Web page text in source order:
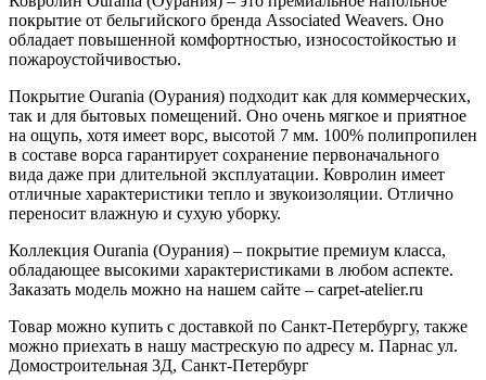
покрытие от бельгийского бренда Associated Weavers. Оно
обладает повышенной комфортностью, износостойкостью и
пожароустойчивостью.
Покрытие Ourania (Оурания) подходит как для коммерческих,
так и для бытовых помещений. Оно очень мягкое и приятное
на ощупь, хотя имеет ворс, высотой 7 мм. 100% полипропилен
в составе ворса гарантирует сохранение первоначального
вида даже при длительной эксплуатации. Ковролин имеет
отличные характеристики тепло и звукоизоляции. Отлично
переносит влажную и сухую уборку.
Коллекция Ourania (Оурания) – покрытие премиум класса,
обладающее высокими характеристиками в любом аспекте.
Заказать модель можно на нашем сайте – carpet-atelier.ru
Товар можно купить с доставкой по Санкт-Петербургу, также
можно приехать в нашу мастрескую по адресу м. Парнас ул.
Домостроительная 3Д, Санкт-Петербург